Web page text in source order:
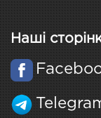
Наші